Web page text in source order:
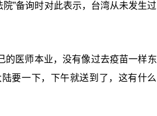
”备询时对此表示，台湾从未发生过
的医师本业，没有像过去疫苗一样东
要一下，下午就送到了，这有什么